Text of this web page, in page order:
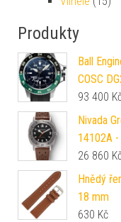
Produkty
Ball
COSC
93 400
Nivada
14102A
26 860
Hnědý
18 mm
630 Kč